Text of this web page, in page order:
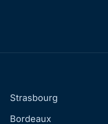
Strasbourg
Bordeaux